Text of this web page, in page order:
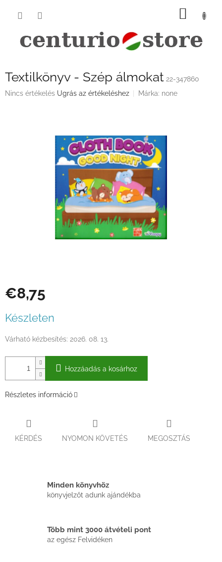
KOSÁR
Textilkönyv - Szép álmokat 22-347860
A
Nincs értékelés Ugrás az értékeléshez Márka: none
€8,75
Készleten
Várható kézbesítés: 2026. 08. 13.
Hozzáadás a kosárhoz
Részletes információ
KÉRDÉS NYOMON KÖVETÉS MEGOSZTÁS
Minden könyvhöz
könyvjelzőt adunk ajándékba
Több mint 3000 átvételi pont
az egész Felvidéken